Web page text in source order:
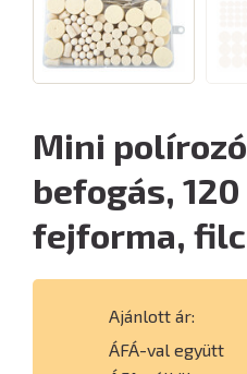
Mini
befogás,
fejforma, filc
Ajánlott ár:
ÁFÁ-val együtt